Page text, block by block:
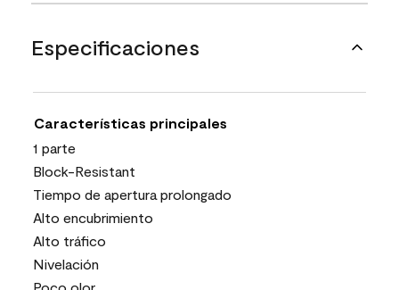
Especificaciones
Características principales
1 parte
Block-Resistant
Tiempo de apertura prolongado
Alto encubrimiento
Alto tráfico
Nivelación